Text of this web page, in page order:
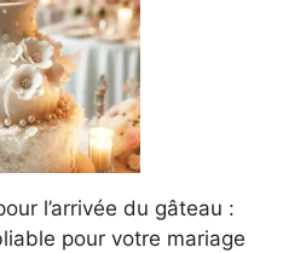
l’arrivée du gâteau :
pour votre mariage